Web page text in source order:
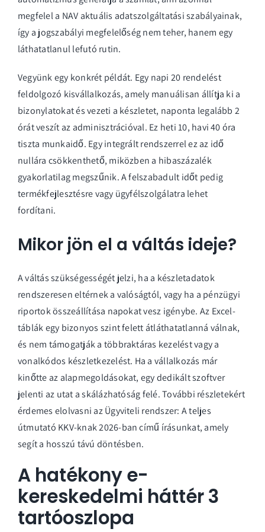
megfelel a NAV aktuális adatszolgáltatási szabályainak,
így a jogszabályi megfelelőség nem teher, hanem egy
láthatatlanul lefutó rutin.
Vegyünk egy konkrét példát. Egy napi 20 rendelést
feldolgozó kisvállalkozás, amely manuálisan állítja ki a
bizonylatokat és vezeti a készletet, naponta legalább 2
órát veszít az adminisztrációval. Ez heti 10, havi 40 óra
tiszta munkaidő. Egy integrált rendszerrel ez az idő
nullára csökkenthető, miközben a hibaszázalék
gyakorlatilag megszűnik. A felszabadult időt pedig
termékfejlesztésre vagy ügyfélszolgálatra lehet
fordítani.
Mikor jön el a váltás ideje?
A váltás szükségességét jelzi, ha a készletadatok
rendszeresen eltérnek a valóságtól, vagy ha a pénzügyi
riportok összeállítása napokat vesz igénybe. Az Excel-
táblák egy bizonyos szint felett átláthatatlanná válnak,
és nem támogatják a többraktáras kezelést vagy a
vonalkódos készletkezelést. Ha a vállalkozás már
kinőtte az alapmegoldásokat, egy dedikált szoftver
jelenti az utat a skálázhatóság felé. További részletekért
érdemes elolvasni azÜgyviteli rendszer: A teljes
útmutató KKV-knak 2026-bancímű írásunkat, amely
segít a hosszú távú döntésben.
A hatékony e-
kereskedelmi háttér 3
tartóoszlopa